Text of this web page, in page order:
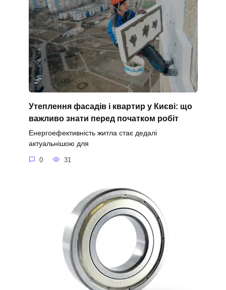
Утеплення фасадів і квартир у Києві: що
важливо знати перед початком робіт
Енергоефективність житла стає дедалі
актуальнішою для
0 31